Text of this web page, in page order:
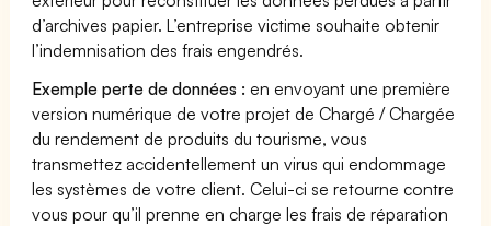
d’archives papier. L’entreprise victime souhaite obtenir
l’indemnisation des frais engendrés.
Exemple perte de données : en envoyant une première
version numérique de votre projet de Chargé / Chargée
du rendement de produits du tourisme, vous
transmettez accidentellement un virus qui endommage
les systèmes de votre client. Celui-ci se retourne contre
vous pour qu’il prenne en charge les frais de réparation